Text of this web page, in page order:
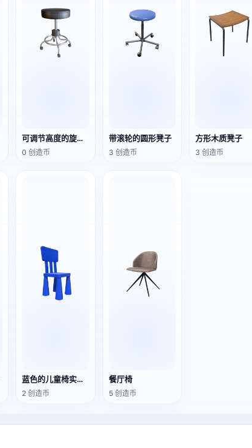
可调节高度的旋转脚轮圆凳
0 创造币
带滚轮的圆形凳子
3 创造币
方形木质凳子
3 创造币
蓝色的儿童椅实木小板凳
2 创造币
餐厅椅
5 创造币